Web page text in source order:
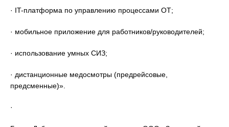
· IT-платформа по управлению процессами ОТ;
· мобильное приложение для работников/руководителей;
· использование умных СИЗ;
· дистанционные медосмотры (предрейсовые,
предсменные)».
·